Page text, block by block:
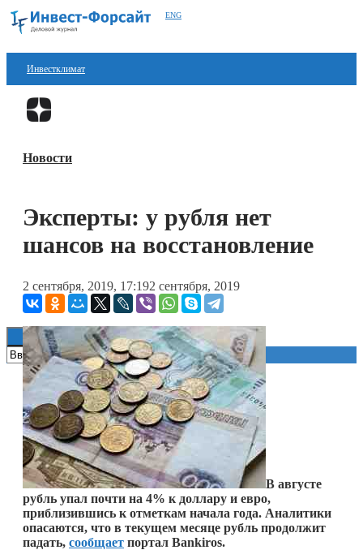
ENG
Инвестклимат
Финансы
Блокчейн
Книги
Новости
Эксперты: у рубля нет
шансов на восстановление
2 сентября, 2019, 17:192 сентября, 2019
В августе
рубль упал почти на 4% к доллару и евро,
приблизившись к отметкам начала года. Аналитики
опасаются, что в текущем месяце рубль продолжит
падать, сообщает портал Bankiros.